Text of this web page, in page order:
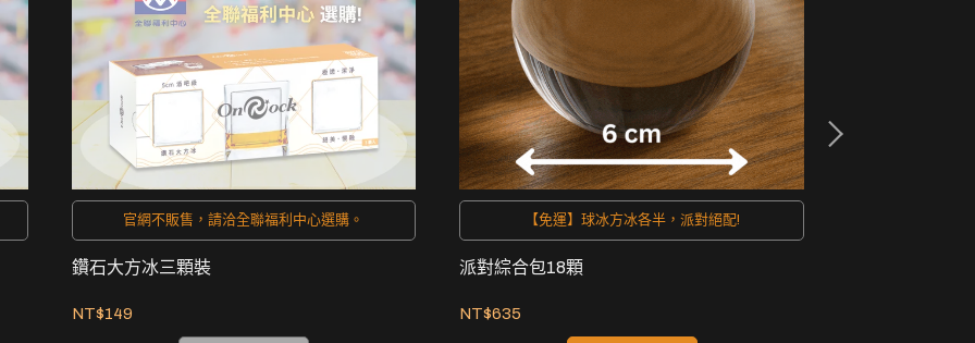
官網不販售，請洽全聯福利中心選購。
鑽石大方冰三顆裝
NT$149
【免運】球冰方冰各半，派對絕配!
派對綜合包18顆
NT$635